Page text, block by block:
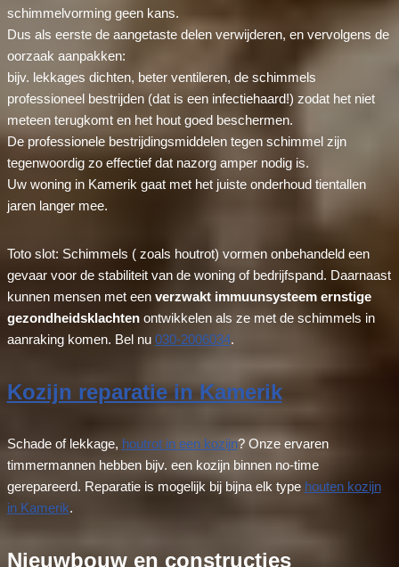
schimmelvorming geen kans.
Dus als eerste de aangetaste delen verwijderen, en vervolgens de
oorzaak aanpakken:
bijv. lekkages dichten, beter ventileren, de schimmels
professioneel bestrijden (dat is een infectiehaard!) zodat het niet
meteen terugkomt en het hout goed beschermen.
De professionele bestrijdingsmiddelen tegen schimmel zijn
tegenwoordig zo effectief dat nazorg amper nodig is.
Uw woning in Kamerik gaat met het juiste onderhoud tientallen
jaren langer mee.
Toto slot: Schimmels ( zoals houtrot) vormen onbehandeld een
gevaar voor de stabiliteit van de woning of bedrijfspand. Daarnaast
kunnen mensen met een verzwakt immuunsysteem ernstige
gezondheidsklachten ontwikkelen als ze met de schimmels in
aanraking komen. Bel nu 030-2006034.
Kozijn reparatie in Kamerik
Schade of lekkage, houtrot in een kozijn? Onze ervaren
timmermannen hebben bijv. een kozijn binnen no-time
gerepareerd. Reparatie is mogelijk bij bijna elk type houten kozijn
in Kamerik.
Nieuwbouw en constructies